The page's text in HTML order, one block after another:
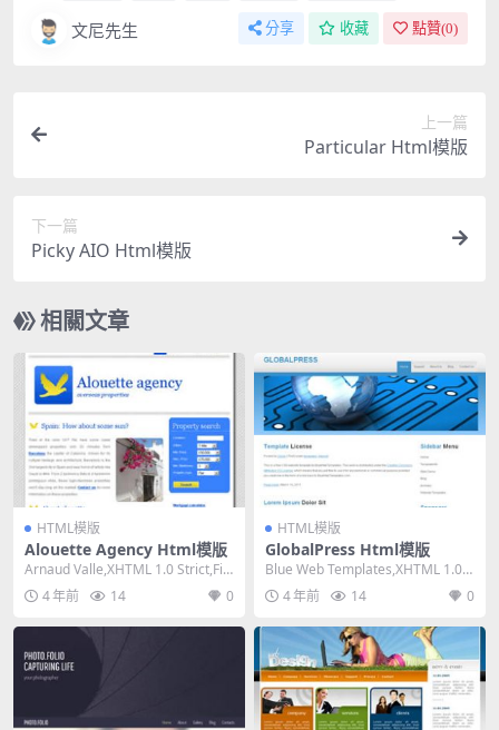
文尼先生 分享 收藏 點贊(0)
上一篇
Particular Html模版
下一篇
Picky AIO Html模版
相關文章
HTML模版
Alouette Agency Html模版
Arnaud Valle,XHTML 1.0 Strict,Fix
ed Widt...
4 年前 14 0
HTML模版
GlobalPress Html模版
Blue Web Templates,XHTML 1.0 T
ransitiona...
4 年前 14 0